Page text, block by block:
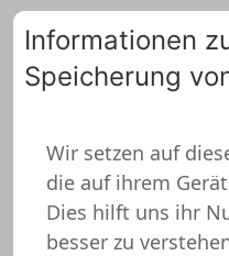
Informationen
Speicherung
Wir setzen auf
die auf ihrem
Dies hilft uns ihr
besser zu